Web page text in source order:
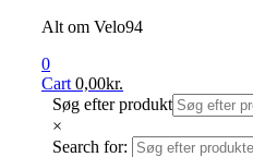
Alt om Velo94
0
Cart 0,00kr.
Søg efter produkt
×
Search for: